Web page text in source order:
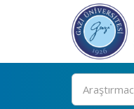
Ara